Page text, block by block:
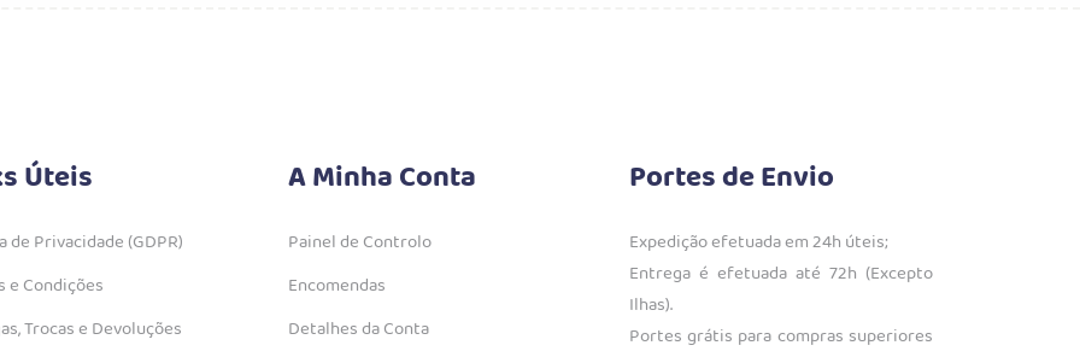
Úteis
de Privacidade (GDPR)
e Condições
Trocas e Devoluções
A Minha Conta
Painel de Controlo
Encomendas
Detalhes da Conta
Portes de Envio
Expedição efetuada em 24h úteis;
Entrega é efetuada até 72h (Excepto
Ilhas).
Portes grátis para compras superiores